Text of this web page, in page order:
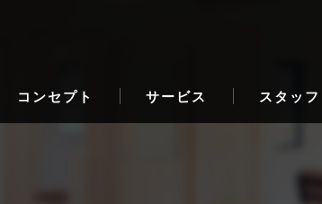
コンセプト サービス スタッフ